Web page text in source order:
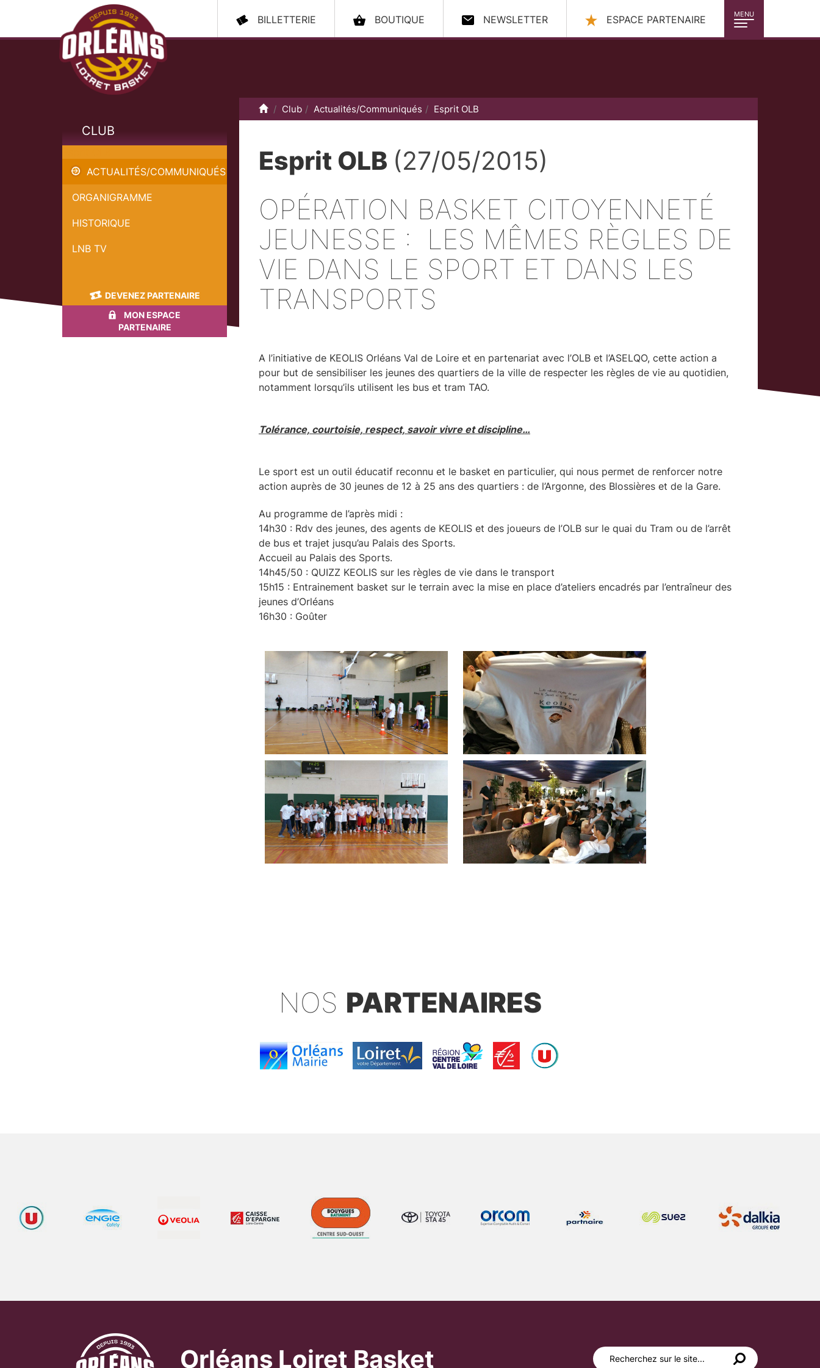
MENU
BILLETTERIE BOUTIQUE NEWSLETTER ESPACE PARTENAIRE
CLUB
ACTUALITÉS/COMMUNIQUÉS
ORGANIGRAMME
HISTORIQUE
LNB TV
DEVENEZ PARTENAIRE
MON ESPACE
PARTENAIRE
Accueil
Club Actualités/Communiqués Esprit OLB
Esprit OLB (27/05/2015)
OPÉRATION BASKET CITOYENNETÉ
JEUNESSE : LES MÊMES RÈGLES DE
VIE DANS LE SPORT ET DANS LES
TRANSPORTS
A l’initiative de KEOLIS Orléans Val de Loire et en partenariat avec l’OLB et l’ASELQO, cette action a
pour but de sensibiliser les jeunes des quartiers de la ville de respecter les règles de vie au quotidien,
notamment lorsqu’ils utilisent les bus et tram TAO.
Tolérance, courtoisie, respect, savoir vivre et discipline…
Le sport est un outil éducatif reconnu et le basket en particulier, qui nous permet de renforcer notre
action auprès de 30 jeunes de 12 à 25 ans des quartiers : de l’Argonne, des Blossières et de la Gare.
Au programme de l’après midi :
14h30 : Rdv des jeunes, des agents de KEOLIS et des joueurs de l’OLB sur le quai du Tram ou de l’arrêt
de bus et trajet jusqu’au Palais des Sports.
Accueil au Palais des Sports.
14h45/50 : QUIZZ KEOLIS sur les règles de vie dans le transport
15h15 : Entrainement basket sur le terrain avec la mise en place d’ateliers encadrés par l’entraîneur des
jeunes d’Orléans
16h30 : Goûter
NOS PARTENAIRES
Orléans Loiret Basket